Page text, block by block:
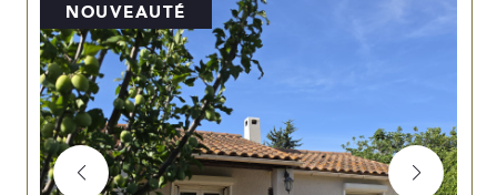
NOUVEAUTÉ